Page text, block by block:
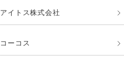
アイトス株式会社
コーコス